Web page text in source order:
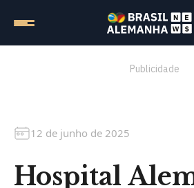
Publicidade
12 de junho de 2025
Hospital